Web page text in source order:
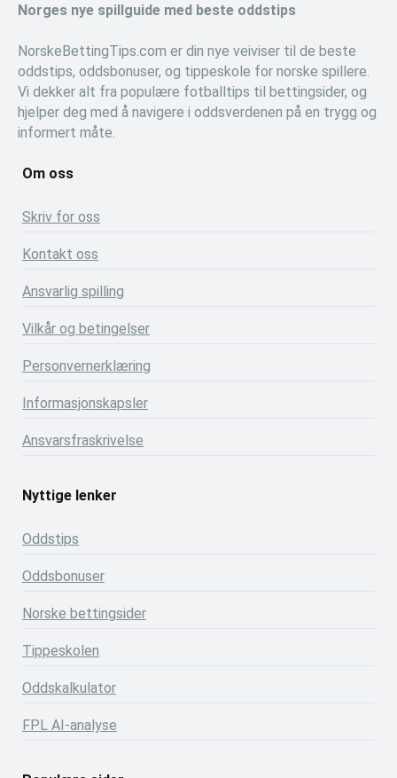
Norges nye spillguide med beste oddstips
NorskeBettingTips.com er din nye veiviser til de beste
oddstips, oddsbonuser, og tippeskole for norske spillere.
Vi dekker alt fra populære fotballtips til bettingsider, og
hjelper deg med å navigere i oddsverdenen på en trygg og
informert måte.
Om oss
Skriv for oss
Kontakt oss
Ansvarlig spilling
Vilkår og betingelser
Personvernerklæring
Informasjonskapsler
Ansvarsfraskrivelse
Nyttige lenker
Oddstips
Oddsbonuser
Norske bettingsider
Tippeskolen
Oddskalkulator
FPL AI-analyse